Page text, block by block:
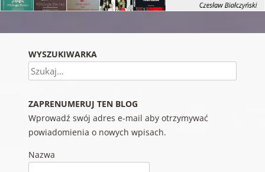
WYSZUKIWARKA
Szukaj
ZAPRENUMERUJ TEN BLOG
Wprowadź swój adres e-mail aby otrzymywać
powiadomienia o nowych wpisach.
Nazwa